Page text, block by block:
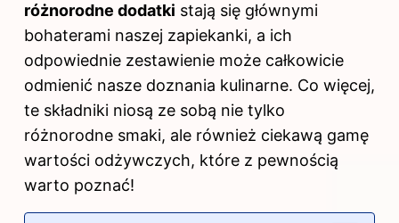
różnorodne dodatki stają się głównymi
bohaterami naszej zapiekanki, a ich
odpowiednie zestawienie może całkowicie
odmienić nasze doznania kulinarne. Co więcej,
te składniki niosą ze sobą nie tylko
różnorodne smaki, ale również ciekawą gamę
wartości odżywczych, które z pewnością
warto poznać!